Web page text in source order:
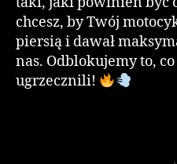
chcesz, by Twój
piersią i dawał
nas. Odblokujemy to,
ugrzecznili!